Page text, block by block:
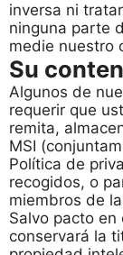
inversa ni
ninguna parte
medie nuestro
Su
Algunos de
requerir que
remita,
MSI
Política de
recogidos, o
miembros de
Salvo pacto
conservará la